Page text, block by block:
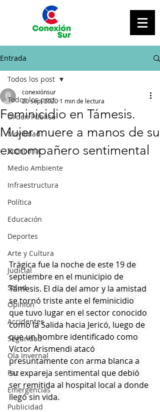
Entrada
Todos los post
Orden Público
Movilidad
Economía
Medio Ambiente
Infraestructura
Política
Educación
Deportes
Arte y Cultura
Judicial
Salud
Opinión
Accidentes
Seguridad
Ola Invernal
Paz
Emergencias
Publicidad
Todos los post
Feminicidio en Támesis.
Mujer muere a manos de su
excompañero sentimental
conexiónsur
20 sept 2020 1 min de lectura
Trágica fue la noche de este 19 de
septiembre en el municipio de
Támesis. El día del amor y la amistad
se tornó triste ante el feminicidio
que tuvo lugar en el sector conocido
como la Salida hacia Jericó, luego de
que un hombre identificado como
Víctor Arismendi atacó
presuntamente con arma blanca a
su expareja sentimental que debió
ser remitida al hospital local a donde
llegó sin vida.